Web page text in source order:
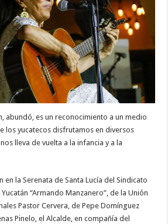
abundó, es un reconocimiento a un medio
los yucatecos disfrutamos en diversos
lleva de vuelta a la infancia y a la
en la Serenata de Santa Lucía del Sindicato
“Armando Manzanero”, de la Unión
Pastor Cervera, de Pepe Domínguez
Pinelo, el Alcalde, en compañía del